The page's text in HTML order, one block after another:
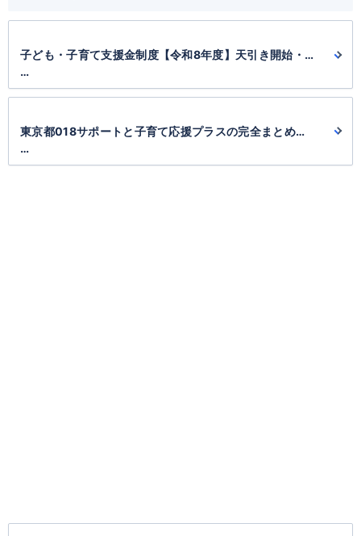
子ども・子育て支援金制度【令和8年度】天引き開始・免
除・育休中の扱い完全ガイド
国・こども家庭庁
東京都018サポートと子育て応援プラスの完全まとめ
【2026年】
東京都・子育て